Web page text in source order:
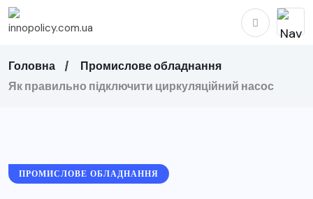
Головна
Промислове обладнання
Як правильно підключити циркуляційний насос
ПРОМИСЛОВЕ ОБЛАДНАННЯ